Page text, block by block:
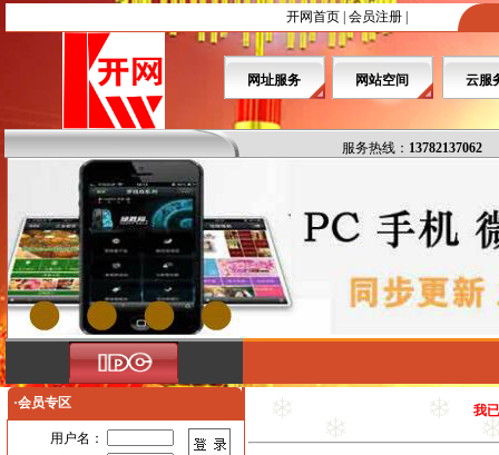
开网首页 会员注册
网址服务 网站空间 云服
服务热线： 13782137062
·会员专区
用户名：
我